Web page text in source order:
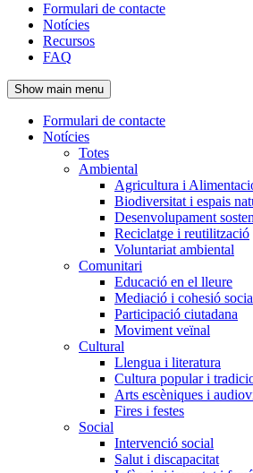
Navegació
principal
de
l'encapçalament
Formulari de contacte
Notícies
Recursos
FAQ
Show main menu
Navegació
principal
Formulari de contacte
Notícies
Totes
Ambiental
Agricultura i
Biodiversitat i espais
Desenvolupament
Reciclatge i reutilització
Voluntariat ambiental
Comunitari
Educació en el lleure
Mediació i cohesió
Participació ciutadana
Moviment veïnal
Cultural
Llengua i literatura
Cultura popular i
Arts escèniques i
Fires i festes
Social
Intervenció social
Salut i discapacitat